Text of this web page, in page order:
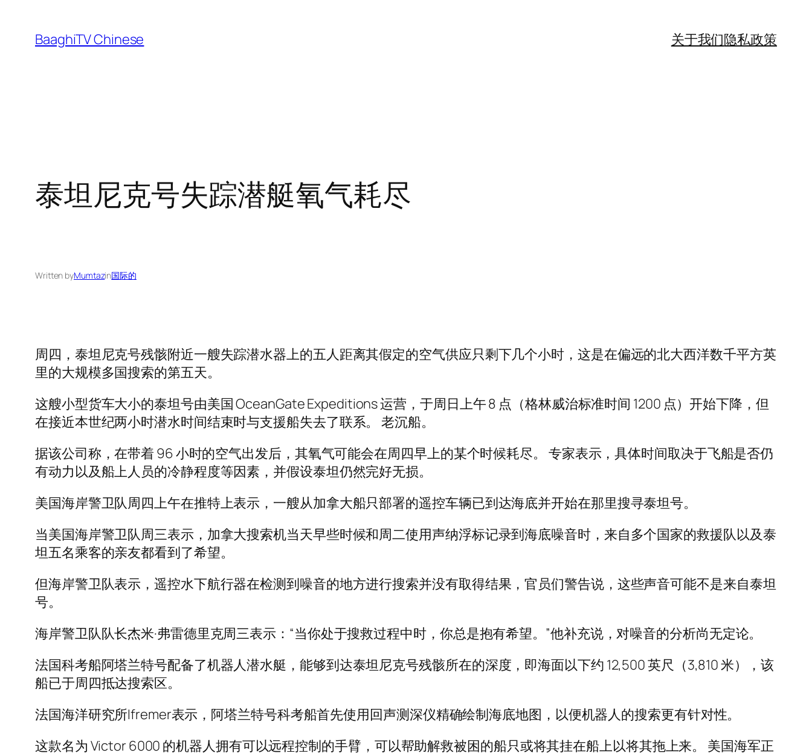
content
BaaghiTV Chinese 关于我们隐私政策
泰坦尼克号失踪潜艇氧气耗尽
Written byMumtazin国际的
周四，泰坦尼克号残骸附近一艘失踪潜水器上的五人距离其假定的空气供应只剩下几个小时，这是在偏远的北大西洋数千平方英
里的大规模多国搜索的第五天。
这艘小型货车大小的泰坦号由美国 OceanGate Expeditions 运营，于周日上午 8 点（格林威治标准时间 1200 点）开始下降，但
在接近本世纪两小时潜水时间结束时与支援船失去了联系。 老沉船。
据该公司称，在带着 96 小时的空气出发后，其氧气可能会在周四早上的某个时候耗尽。 专家表示，具体时间取决于飞船是否仍
有动力以及船上人员的冷静程度等因素，并假设泰坦仍然完好无损。
美国海岸警卫队周四上午在推特上表示，一艘从加拿大船只部署的遥控车辆已到达海底并开始在那里搜寻泰坦号。
当美国海岸警卫队周三表示，加拿大搜索机当天早些时候和周二使用声纳浮标记录到海底噪音时，来自多个国家的救援队以及泰
坦五名乘客的亲友都看到了希望。
但海岸警卫队表示，遥控水下航行器在检测到噪音的地方进行搜索并没有取得结果，官员们警告说，这些声音可能不是来自泰坦
号。
海岸警卫队队长杰米·弗雷德里克周三表示：“当你处于搜救过程中时，你总是抱有希望。”他补充说，对噪音的分析尚无定论。
法国科考船阿塔兰特号配备了机器人潜水艇，能够到达泰坦尼克号残骸所在的深度，即海面以下约 12,500 英尺（3,810 米），该
船已于周四抵达搜索区。
法国海洋研究所Ifremer表示，阿塔兰特号科考船首先使用回声测深仪精确绘制海底地图，以便机器人的搜索更有针对性。
这款名为 Victor 6000 的机器人拥有可以远程控制的手臂，可以帮助解救被困的船只或将其挂在船上以将其拖上来。 美国海军正